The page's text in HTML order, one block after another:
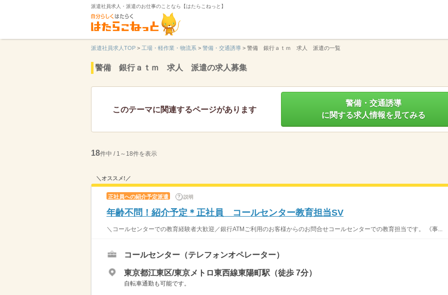
派遣社員求人・派遣のお仕事のことなら【はたらこねっと】
派遣社員求人TOP > 工場・軽作業・物流系 > 警備・交通誘導 > 警備 銀行ａｔｍ 求人 派遣の一覧
警備 銀行ａｔｍ 求人 派遣の求人募集
このテーマに関連するページがあります
警備・交通誘導
に関する求人情報を見てみる
18件中 / 1～18件を表示
＼オススメ!／
正社員への紹介予定派遣 説明
年齢不問！紹介予定＊正社員 コールセンター教育担当SV
＼コールセンターでの教育経験者大歓迎／銀行ATMご利用のお客様からのお問合せコールセンターでの教育担当です。 《事...
コールセンター（テレフォンオペレーター）
東京都江東区/東京メトロ東西線東陽町駅（徒歩 7分）
自転車通勤も可能です。